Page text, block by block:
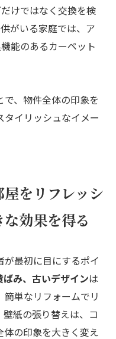
けではなく交換を検
がいる家庭では、ア
能のあるカーペット
で、物件全体の印象を
イリッシュなイメー
をリフレッシ
効果を得る
最初に目にするポイ
み、古いデザインは
単なリフォームでリ
紙の張り替えは、コ
の印象を大きく変え